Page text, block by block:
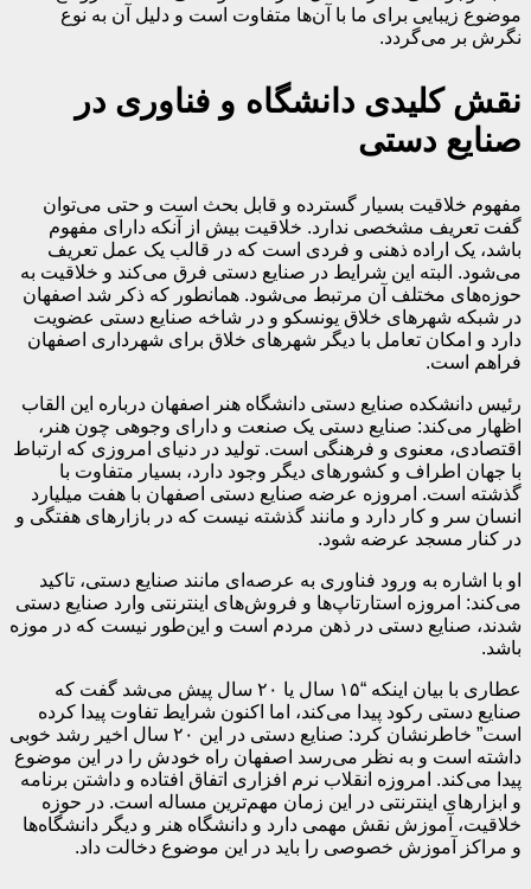
موضوع زیبایی برای ما با آن‌ها متفاوت است و دلیل آن به نوع
نگرش بر می‌گردد.
نقش کلیدی دانشگاه و فناوری در
صنایع دستی
مفهوم خلاقیت بسیار گسترده و قابل بحث است و حتی می‌توان
گفت تعریف مشخصی ندارد. خلاقیت بیش از آنکه دارای مفهوم
باشد، یک اراده ذهنی و فردی است که در قالب یک عمل تعریف
می‌شود. البته این شرایط در صنایع دستی فرق می‌کند و خلاقیت به
حوزه‌های مختلف آن مرتبط می‌شود. همانطور که ذکر شد اصفهان
در شبکه شهرهای خلاق یونسکو و در شاخه صنایع دستی عضویت
دارد و امکان تعامل با دیگر شهرهای خلاق برای شهرداری اصفهان
فراهم است.
رئیس دانشکده صنایع دستی دانشگاه هنر اصفهان درباره این القاب
اظهار می‌کند: صنایع دستی یک صنعت و دارای وجوهی چون هنر،
اقتصادی، معنوی و فرهنگی است. تولید در دنیای امروزی که ارتباط
با جهان اطراف و کشورهای دیگر وجود دارد، بسیار متفاوت با
گذشته است. امروزه عرضه صنایع دستی اصفهان با هفت میلیارد
انسان سر و کار دارد و مانند گذشته نیست که در بازارهای هفتگی و
در کنار مسجد عرضه شود.
او با اشاره به ورود فناوری به عرصه‌ای مانند صنایع دستی، تاکید
می‌کند: امروزه استارتاپ‌ها و فروش‌های اینترنتی وارد صنایع دستی
شدند، صنایع دستی در ذهن مردم است و این‌طور نیست که در موزه
باشد.
عطاری با بیان اینکه “۱۵ سال یا ۲۰ سال پیش می‌شد گفت که
صنایع دستی رکود پیدا می‌کند، اما اکنون شرایط تفاوت پیدا کرده
است” خاطرنشان کرد: صنایع دستی در این ۲۰ سال اخیر رشد خوبی
داشته است و به نظر می‌رسد اصفهان راه خودش را در این موضوع
پیدا می‌کند. امروزه انقلاب نرم افزاری اتفاق افتاده و داشتن برنامه
و ابزارهای اینترنتی در این زمان مهم‌ترین مساله است. در حوزه
خلاقیت، آموزش نقش مهمی دارد و دانشگاه هنر و دیگر دانشگاه‌ها
و مراکز آموزش خصوصی را باید در این موضوع دخالت داد.